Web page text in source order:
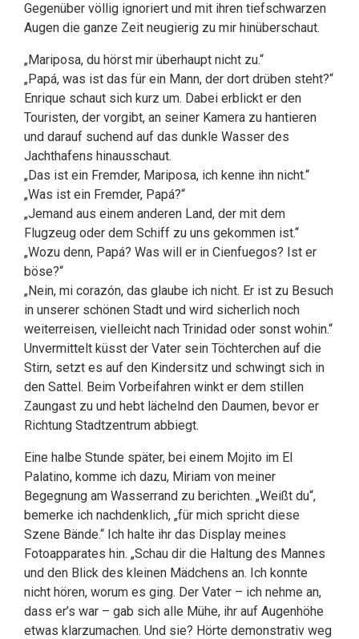
Gegenüber völlig ignoriert und mit ihren tiefschwarzen
Augen die ganze Zeit neugierig zu mir hinüberschaut.
„Mariposa, du hörst mir überhaupt nicht zu.“
„Papá, was ist das für ein Mann, der dort drüben steht?“
Enrique schaut sich kurz um. Dabei erblickt er den
Touristen, der vorgibt, an seiner Kamera zu hantieren
und darauf suchend auf das dunkle Wasser des
Jachthafens hinausschaut.
„Das ist ein Fremder, Mariposa, ich kenne ihn nicht.“
„Was ist ein Fremder, Papá?“
„Jemand aus einem anderen Land, der mit dem
Flugzeug oder dem Schiff zu uns gekommen ist.“
„Wozu denn, Papá? Was will er in Cienfuegos? Ist er
böse?“
„Nein, mi corazón, das glaube ich nicht. Er ist zu Besuch
in unserer schönen Stadt und wird sicherlich noch
weiterreisen, vielleicht nach Trinidad oder sonst wohin.“
Unvermittelt küsst der Vater sein Töchterchen auf die
Stirn, setzt es auf den Kindersitz und schwingt sich in
den Sattel. Beim Vorbeifahren winkt er dem stillen
Zaungast zu und hebt lächelnd den Daumen, bevor er
Richtung Stadtzentrum abbiegt.
Eine halbe Stunde später, bei einem Mojito im El
Palatino, komme ich dazu, Miriam von meiner
Begegnung am Wasserrand zu berichten. „Weißt du“,
bemerke ich nachdenklich, „für mich spricht diese
Szene Bände.“ Ich halte ihr das Display meines
Fotoapparates hin. „Schau dir die Haltung des Mannes
und den Blick des kleinen Mädchens an. Ich konnte
nicht hören, worum es ging. Der Vater – ich nehme an,
dass er’s war – gab sich alle Mühe, ihr auf Augenhöhe
etwas klarzumachen. Und sie? Hörte demonstrativ weg